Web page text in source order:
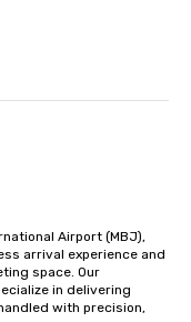
Airport (MBJ),
arrival experience and
space. Our
in delivering
with precision,